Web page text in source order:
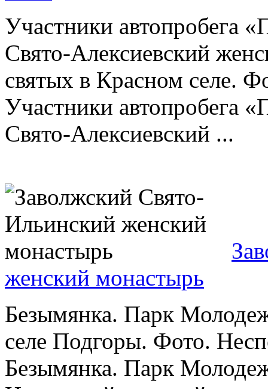
Участники автопробега
Свято-Алексиевский
святых в Красном селе.
Участники автопробега
Свято-Алексиевский ...
женский монастырь
Безымянка. Парк
селе Подгоры. Фото.
Безымянка. Парк